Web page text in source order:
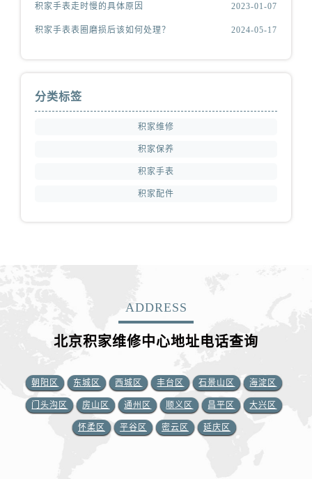
积家手表走时慢的具体原因 2023-01-07
积家手表表圈磨损后该如何处理？ 2024-05-17
分类标签
积家维修
积家保养
积家手表
积家配件
ADDRESS
北京积家维修中心地址电话查询
朝阳区 东城区 西城区 丰台区 石景山区 海淀区
门头沟区 房山区 通州区 顺义区 昌平区 大兴区
怀柔区 平谷区 密云区 延庆区